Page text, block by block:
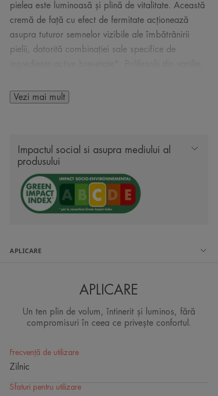
pielea este luminoasă și plină de vitalitate. Această
cremă de față cu efect de fermitate acționează
asupra tuturor semnelor vizibile ale îmbătrânirii
pielii, datorită combinației sale specifice de
pielii laxe. Bakuchiol (sau Sytenol™), o alternativă
și confort. Textura sa moale, îmbogățită cu unt de
Shea, calmează imediat toate tipurile de piele
sensibil,ă, pentru un plus de confort. Datorită
recipientului său ermetic, DermAbsolu este sigur și
ușor de utilizat.
Balsamul de noapte reconfortant:
eficiența și atractivitatea
Vezi mai mult
Impactul social si asupra mediului al
produsului
APLICARE
APLICARE
Un ten plin de volum, întinerit și luminos, fără
compromisuri în ceea ce privește confortul.
Frecvență de utilizare
Zilnic
Sfaturi pentru utilizare